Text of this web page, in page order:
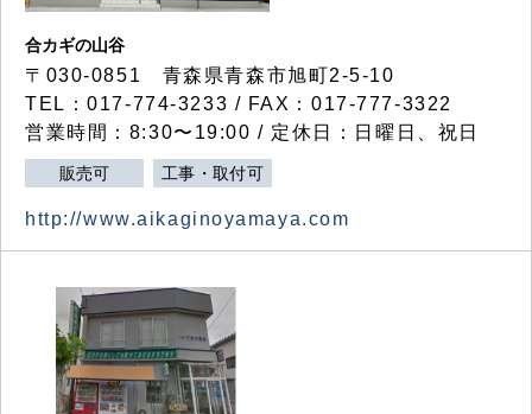
合カギの山谷
〒030-0851 青森県青森市旭町2-5-10
TEL：017-774-3233 / FAX：017-777-3322
営業時間：8:30〜19:00 / 定休日：日曜日、祝日
販売可 工事・取付可
http://www.aikaginoyamaya.com